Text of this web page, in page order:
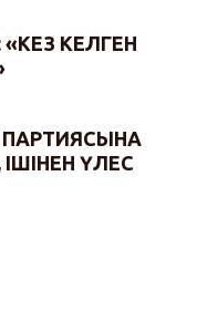
КЕЛГЕН
ПАРТИЯСЫНА
ҮЛЕС